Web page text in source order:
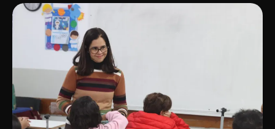
gastronomia de Uberlândia em dois dias de
evento gratuito
“Uma prosa de valor” é o tema da roda de
conversa com o diretor e a produtora do
espetáculo Bárbara